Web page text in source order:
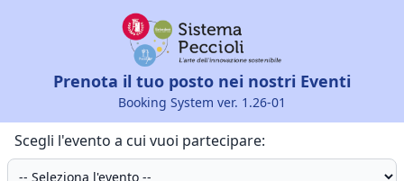
Prenota il tuo posto nei nostri Eventi
Booking System ver. 1.26-01
Scegli l'evento a cui vuoi partecipare: